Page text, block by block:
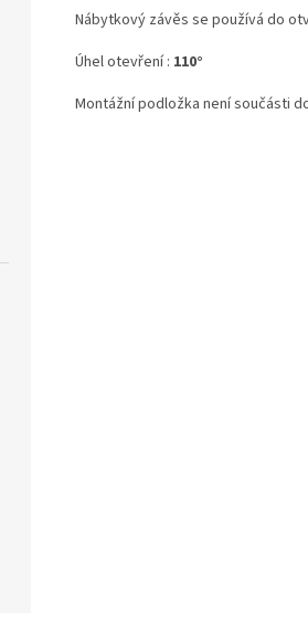
Nábytkový závěs se používá do
Úhel otevření : 110°
Montážní podložka není součásti